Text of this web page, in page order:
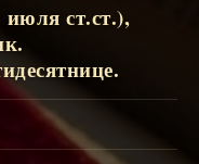
июля ст.ст.),